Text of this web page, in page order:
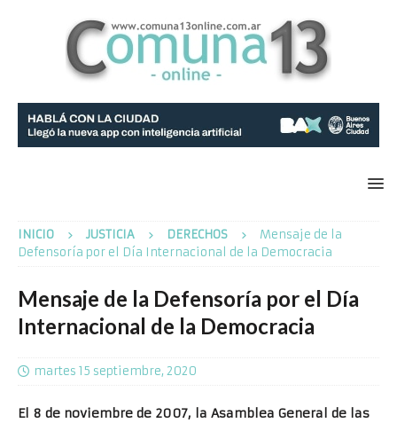
INICIO JUSTICIA DERECHOS
Mensaje de la
Defensoría por el Día Internacional de la Democracia
Mensaje de la Defensoría por el Día
Internacional de la Democracia
martes 15 septiembre, 2020
El 8 de noviembre de 2007, la Asamblea General de las